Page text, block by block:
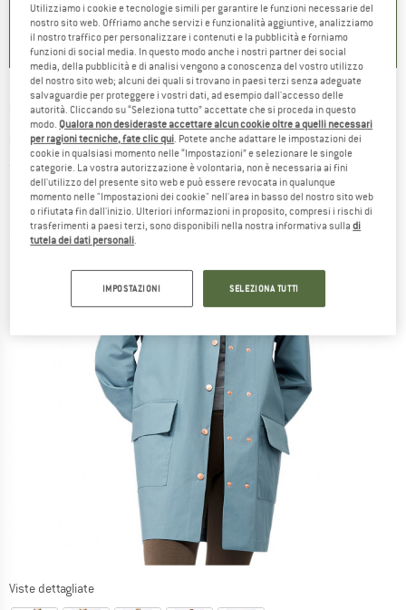
) 4,7(10) 4,5( 8)
LANGERCHEN -Women's Jacket Ottawa BP -
Cappotto
(0)
Viste dettagliate
Utilizziamo i cookie e tecnologie simili per garantire le funzioni necessarie del
nostro sito web. Offriamo anche servizi e funzionalità aggiuntive, analizziamo
il nostro traffico per personalizzare i contenuti e la pubblicità e forniamo
funzioni di social media. In questo modo anche i nostri partner dei social
media, della pubblicità e di analisi vengono a conoscenza del vostro utilizzo
del nostro sito web; alcuni dei quali si trovano in paesi terzi senza adeguate
salvaguardie per proteggere i vostri dati, ad esempio dall'accesso delle
autorità. Cliccando su “Seleziona tutto” accettate che si proceda in questo
modo. Qualora non desideraste accettare alcun cookie oltre a quelli necessari
per ragioni tecniche, fate clic qui . Potete anche adattare le impostazioni dei
cookie in qualsiasi momento nelle “Impostazioni” e selezionare le singole
categorie. La vostra autorizzazione è volontaria, non è necessaria ai fini
dell'utilizzo del presente sito web e può essere revocata in qualunque
momento nelle "Impostazioni dei cookie" nell'area in basso del nostro sito web
o rifiutata fin dall'inizio. Ulteriori informazioni in proposito, compresi i rischi di
trasferimenti a paesi terzi, sono disponibili nella nostra informativa sulladi
tutela dei dati personali
IMPOSTAZIONI SELEZIONA TUTTI